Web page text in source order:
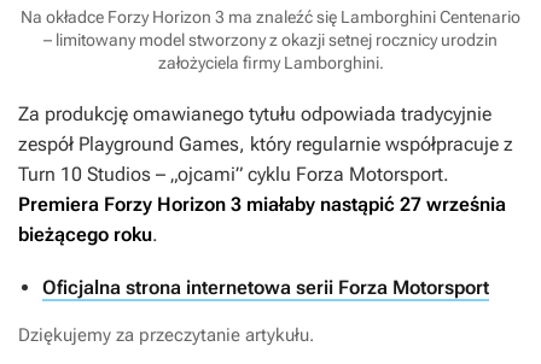
Na okładce Forzy Horizon 3 ma znaleźć się Lamborghini Centenario
– limitowany model stworzony z okazji setnej rocznicy urodzin
założyciela firmy Lamborghini.
Za produkcję omawianego tytułu odpowiada tradycyjnie
zespół Playground Games, który regularnie współpracuje z
Turn 10 Studios – „ojcami” cyklu Forza Motorsport.
Premiera Forzy Horizon 3 miałaby nastąpić 27 września
bieżącego roku.
Oficjalna strona internetowa serii Forza Motorsport
Dziękujemy za przeczytanie artykułu.